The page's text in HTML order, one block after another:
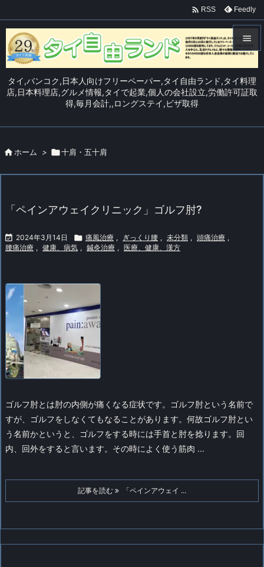
タイ,バンコク,日本人向けフリーペーパー,タイ自由ランド,タイ料理
店,日本料理店,グルメ情報,タイで起業,個人の会社設立,労働許可証取
得,毎月会計,,ロングステイ,ビザ取得

メニュ


 RSS Feedly
 ホーム > 十肩・五十肩
「ペインアウェイクリニック」ゴルフ肘?
 2024年3月14日  痛風治療 , ぎっくり腰 , 未分類 , 頭痛治療 ,
腰痛治療 , 健康、病気 , 鍼灸治療 , 医療、健康、漢方
ゴルフ肘とは肘の内側が痛くなる症状です。ゴルフ肘という名前で
すが、ゴルフをしなくてもなることがあります。 何故ゴルフ肘とい
う名前かというと、ゴルフをする時には手首と肘を捻ります。回
内、回外をすると言います。その時によく使う筋肉 ...
記事を読む 「ペインアウェイ ...